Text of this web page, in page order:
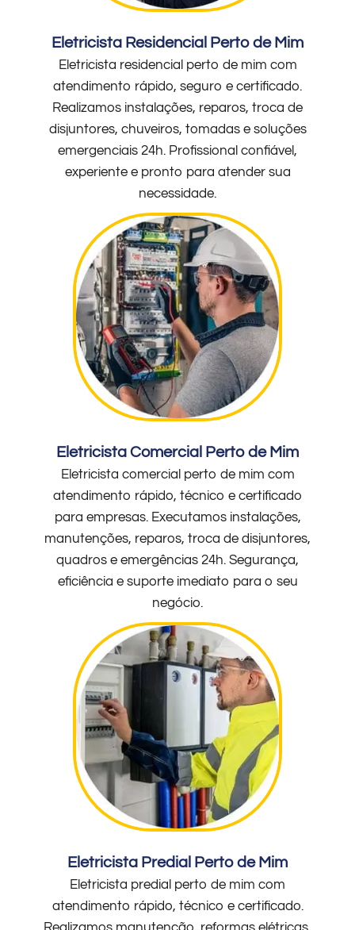
Eletricista Residencial Perto de Mim
Eletricista residencial perto de mim com
atendimento rápido, seguro e certificado.
Realizamos instalações, reparos, troca de
disjuntores, chuveiros, tomadas e soluções
emergenciais 24h. Profissional confiável,
experiente e pronto para atender sua
necessidade.
Eletricista Comercial Perto de Mim
Eletricista comercial perto de mim com
atendimento rápido, técnico e certificado
para empresas. Executamos instalações,
manutenções, reparos, troca de disjuntores,
quadros e emergências 24h. Segurança,
eficiência e suporte imediato para o seu
negócio.
Eletricista Predial Perto de Mim
Eletricista predial perto de mim com
atendimento rápido, técnico e certificado.